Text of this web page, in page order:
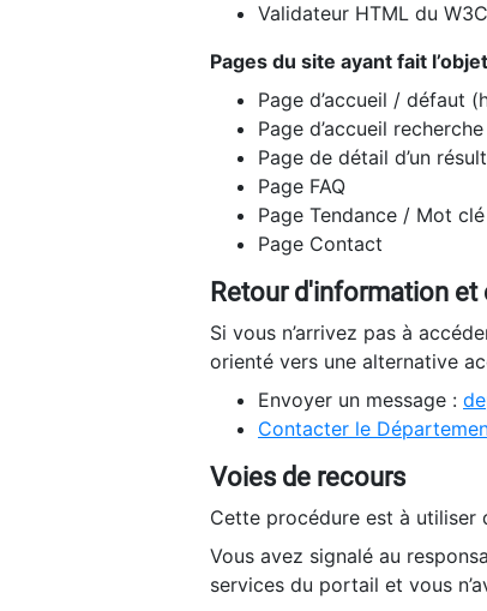
Validateur HTML du
Pages du site ayant fait
Page d’accueil / défaut
Page d’accueil
Page de détail d’un
Page FAQ
Page Tendance / Mot clé
Page Contact
Retour d'information
Si vous n’arrivez pas à
orienté vers une alternative
Envoyer un message :
Contacter le
Voies de recours
Cette procédure est à utiliser
Vous avez signalé au
services du portail et vous